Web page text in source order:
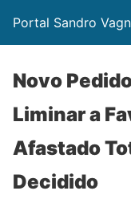
Portal Sandro
Novo
Liminar a
Afastado
Decidido